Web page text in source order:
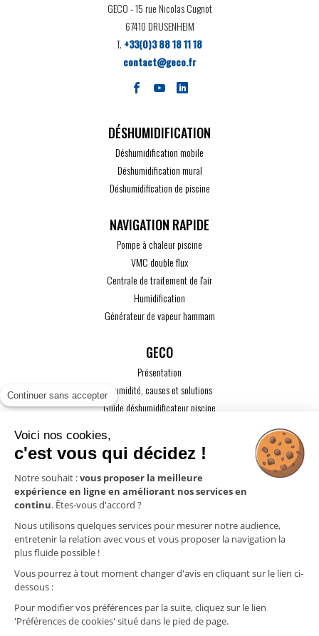
Continuer sans accepter
Voici nos cookies,
c'est vous qui décidez !
Notre souhait :vous proposer la meilleure
expérience en ligne en améliorant nos services en
continu. Êtes-vous d'accord ?
Nous utilisons quelques services pour mesurer notre audience,
entretenir la relation avec vous et vous proposer la navigation la
plus fluide possible !
Vous pourrez à tout moment changer d'avis en cliquant sur le lien ci-
dessous :
Pour modifier vos préférences par la suite, cliquez sur le lien
'Préférences de cookies' situé dans le pied de page.
GECO- 15 rue Nicolas Cugnot
67410 DRUSENHEIM
T. +33(0)3 88 18 11 18
contact@geco.fr
DÉSHUMIDIFICATION
Déshumidification mobile
Déshumidification mural
Déshumidification de piscine
Pompe à chaleur piscine
VMC double flux
Centrale de traitement de l'air
Humidification
Générateur de vapeur hammam
GECO
Présentation
L'humidité, causes et solutions
Guide déshumidificateur piscine
Guide VMC
ACTUALITÉS
CONTACT
ESPACE PRO
Mentions légales
Politique de confidentialité